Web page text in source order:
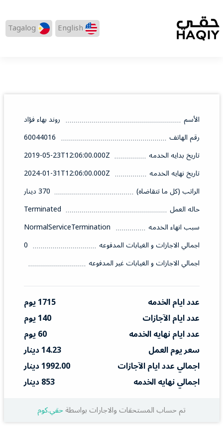
English
Tagalog
الأسم
روند بهاء فؤاد
رقم الهاتف
60044016
تاريخ بدايه الخدمه
2019-05-23T12:06:00.000Z
تاريخ نهايه الخدمه
2024-01-31T12:06:00.000Z
الراتب (كل ما تتقاضاه)
370 دينار
حاله العمل
Terminated
سبب انهاء الخدمه
NormalServiceTermination
اجمالي الاجازات و الغيابات المدفوعه
0
اجمالي الاجازات و الغيابات غير المدفوعه
عدد ايام الخدمه
1715 يوم
عدد ايام الآجازات
140 يوم
عدد ايام نهايه الخدمه
60 يوم
سعر يوم العمل
14.23 دينار
اجمالي عدد ايام الآجازات
1992.00 دينار
اجمالي نهايه الخدمه
853 دينار
تم حساب المستحقات والاجارات بواسطةحقي.كوم